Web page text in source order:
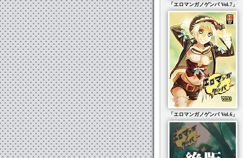
「エロマンガノゲンバ Vol.7」
「エロマンガノゲンバ Vol.6」